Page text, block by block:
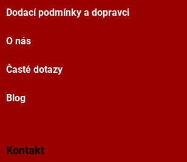
Dodací podmínky a dopravci
O nás
Časté dotazy
Blog
Kontakt